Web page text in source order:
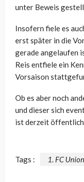
unter Beweis
Insofern fiele es
erst später in die
gerade angelaufen
Reis entfiele ein
Vorsaison
Ob es aber noch
und dieser sich
ist derzeit öffentlich
Tags : 1. FC